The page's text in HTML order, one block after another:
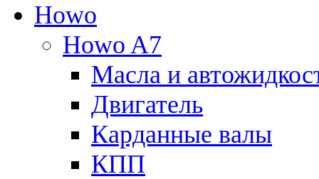
Howo
Howo A7
Масла и
Двигатель
Карданные валы
КПП